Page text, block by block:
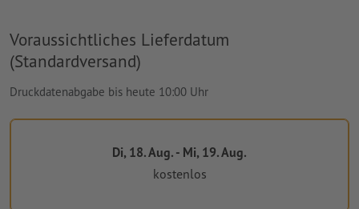
Voraussichtliches Lieferdatum
(Standardversand)
Druckdatenabgabe bis heute 10:00 Uhr
Di, 18. Aug. - Mi, 19. Aug.
kostenlos